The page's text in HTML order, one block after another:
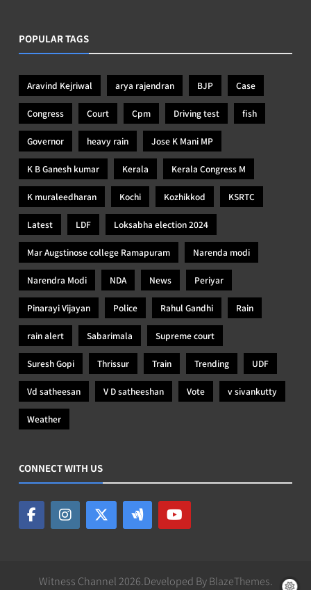
POPULAR TAGS
Aravind Kejriwal arya rajendran BJP Case
Congress Court Cpm Driving test fish
Governor heavy rain Jose K Mani MP
K B Ganesh kumar Kerala Kerala Congress M
K muraleedharan Kochi Kozhikkod KSRTC
Latest LDF Loksabha election 2024
Mar Augstinose college Ramapuram Narenda modi
Narendra Modi NDA News Periyar
Pinarayi Vijayan Police Rahul Gandhi Rain
rain alert Sabarimala Supreme court
Suresh Gopi Thrissur Train Trending UDF
Vd satheesan V D satheeshan Vote v sivankutty
Weather
CONNECT WITH US
Witness Channel 2026.Developed ByBlazeThemes